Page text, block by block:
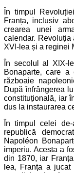
În timpul
Franța, inclusiv
crearea unei
calendar. Revoluția
XVI-lea și a reginei
În secolul al XIX-
Bonaparte, care
războaie
După înfrângerea
constituțională, iar
dus la instaurarea
În timpul celei
republică
Napoléon
imperiu. Acesta a
din 1870, iar
lea, Franța a